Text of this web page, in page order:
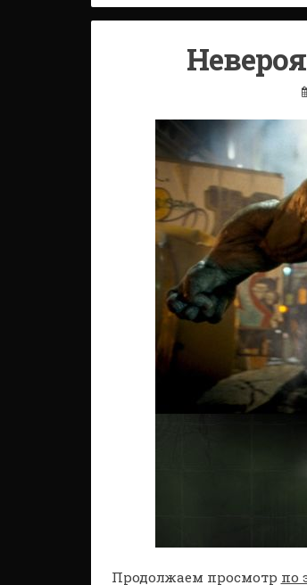
Продолжаем просмотр по